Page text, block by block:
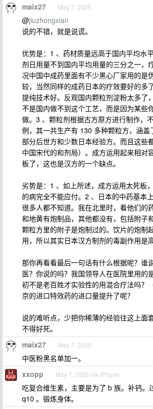
maix27 May 7, 2025
@jiuzhongxian
说的不错，就是说谎。
优势是：1 、药材质量远高于国内平均水
剂日用量不到国内平均用量的三分之一，
况中国中成药里面有不少黑心厂家用的是
较，当然同样的成药日本的疗效要好的多
提纯技术好。反观国内颗粒剂淀粉太多了
不是国内做不到这个工艺，而是因为某些
做。3 、颗粒剂根据古方原方进行制作，
例，其一共生产有 130 多种颗粒方，涵盖
部分后世方和少数日本经验方。而且这些
中国宋代的和剂局）。成方运用起来相对
板了，这也是汉方的一个缺点。
劣势是：1 、如上所述，成方运用太死板
的病完全不能应付。2 、日本的中药基本
很多人都不知道。我在北里时，看他们的
和地黄有炮制品，其他都没有，包括附子
颗粒方里的附子是炮制过的。饮片的炮制
用，所以其实日本汉方制剂的毒副作用是
那你再看看最后一句话有什么根据呢？谁
医？你说的吗？我国领导人在医院里用的
初不是老百姓才实验性的用混合疗法吗？
京的进口特效药的进口量提升了呢？
说的难听点，少把你稀薄的经验往这上面
不得好死。
maix27 May 7, 2025
中医粉黑名单加一。
xxopp May 7, 2025 via iPhone
吃复合维生素，主要是为了 b 族。补钙。
q10 。锻炼身体。